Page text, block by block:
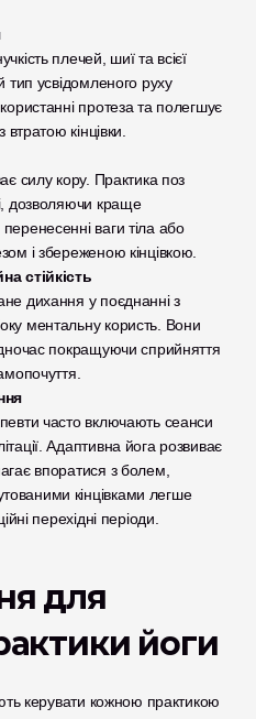
плечей, шиї та всієї
тип усвідомленого руху
протеза та полегшує
кінцівки.
силу кору. Практика поз
дозволяючи краще
ваги тіла або
і збереженою кінцівкою.
стійкість
дихання у поєднанні з
ментальну користь. Вони
покращуючи сприйняття
часто включають сеанси
Адаптивна йога розвиває
впоратися з болем,
кінцівками легше
перехідні періоди.
для
йоги
керувати кожною практикою